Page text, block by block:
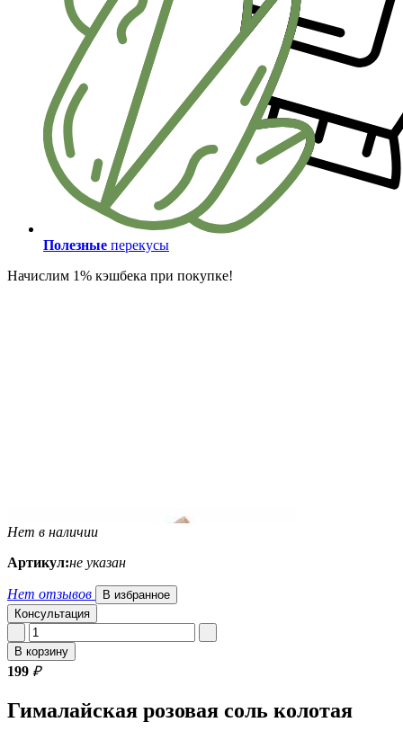
Полезные перекусы
Начислим 1% кэшбека при покупке!
Нет в наличии
Артикул:не указан
Нет отзывов
В избранное
Консультация
В корзину
199 ₽
Гималайская розовая соль колотая